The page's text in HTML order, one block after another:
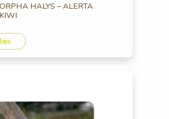
HALYS – ALERTA